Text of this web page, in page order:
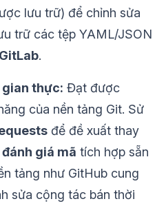
lưu trữ) để chỉnh sửa
trữ các tệp YAML/JSON
GitLab.
thực: Đạt được
của nền tảng Git. Sử
để đề xuất thay
giá mã tích hợp sẵn
tảng như GitHub cung
sửa cộng tác bán thời